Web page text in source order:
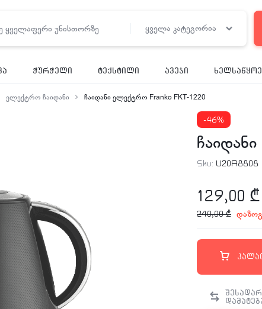
ყველა კატეგორია
ჭურჭელი ტექსტილი ავეჯი
ელექტრო ჩაიდანი ჩაიდანი ელექტრო Franko FKT-1220
-46%
Sku: U20A8808
129,00 ₾
240,00₾